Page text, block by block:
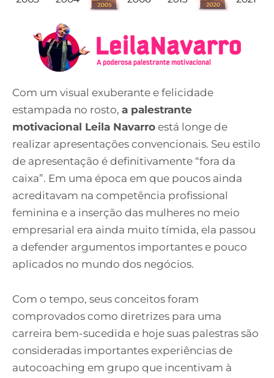
Com um visual exuberante e felicidade
estampada no rosto, a palestrante
motivacional Leila Navarro está longe de
realizar apresentações convencionais. Seu estilo
de apresentação é definitivamente “fora da
caixa”. Em uma época em que poucos ainda
acreditavam na competência profissional
feminina e a inserção das mulheres no meio
empresarial era ainda muito tímida, ela passou
a defender argumentos importantes e pouco
aplicados no mundo dos negócios.
Com o tempo, seus conceitos foram
comprovados como diretrizes para uma
carreira bem-sucedida e hoje suas palestras são
consideradas importantes experiências de
autocoaching em grupo que incentivam à